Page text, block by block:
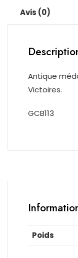
Avis (0)
Antique
Victoires.
GCB113
Poids